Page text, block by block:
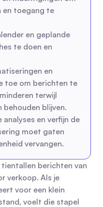
en toegang te
en geplande
te doen en
en
toe om berichten te
terwijl
behouden blijven.
en verfijn de
moet gaten
vervangen.
berichten van
verkoop. Als je
voor een klein
voelt die stapel